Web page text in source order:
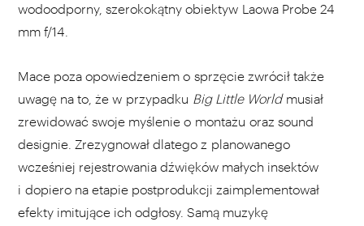
wodoodporny, szerokokątny obiektyw Laowa Probe 24
mm f/14.
Mace poza opowiedzeniem o sprzęcie zwrócił także
uwagę na to, że w przypadku Big Little World musiał
zrewidować swoje myślenie o montażu oraz sound
designie. Zrezygnował dlatego z planowanego
wcześniej rejestrowania dźwięków małych insektów
i dopiero na etapie postprodukcji zaimplementował
efekty imitujące ich odgłosy. Samą muzykę